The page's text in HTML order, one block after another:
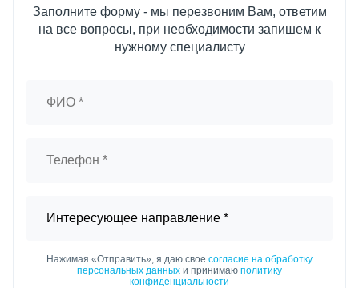
Заполните форму - мы перезвоним Вам, ответим
на все вопросы, при необходимости запишем к
нужному специалисту
Нажимая «Отправить», я даю свое согласие на обработку
персональных данных и принимаю политику
конфиденциальности